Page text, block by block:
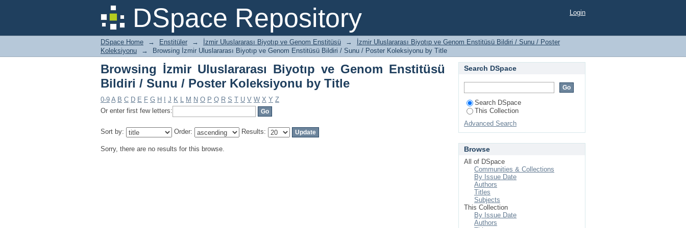
DSpace Repository
Browsing İzmir Uluslararası Biyotıp ve Genom Enstitüsü Bildiri / Sunu / Poster
Koleksiyonu by Title
Login
DSpace Home → Enstitüler → İzmir Uluslararası Biyotıp ve Genom Enstitüsü →
İzmir Uluslararası Biyotıp ve Genom Enstitüsü Bildiri / Sunu / Poster
Koleksiyonu
→ Browsing İzmir Uluslararası Biyotıp ve Genom Enstitüsü Bildiri / Sunu / Poster Koleksiyonu by Title
Browsing İzmir Uluslararası Biyotıp ve Genom Enstitüsü
Bildiri / Sunu / Poster Koleksiyonu by Title
0-9 A B C D E F G H J K L M N O P Q R S T U V W X Y Z
Or enter first few letters:
Sort by: Order: Results:
Sorry, there are no results for this browse.
Search DSpace
Search DSpace
This Collection
Advanced Search
Browse
All of DSpace
Communities & Collections
By Issue Date
Authors
Titles
Subjects
This Collection
By Issue Date
Authors